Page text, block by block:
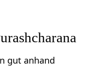
gut anhand